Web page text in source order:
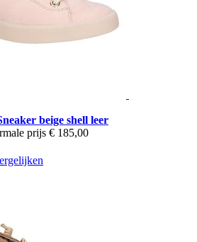
beige shell leer
prijs € 185,00